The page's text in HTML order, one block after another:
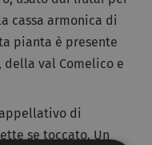
cassa armonica di
pianta è presente
val Comelico e
di
se toccato. Un